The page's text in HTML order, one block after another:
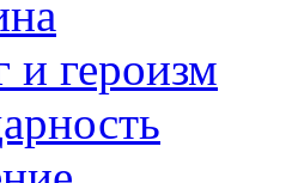
и героизм